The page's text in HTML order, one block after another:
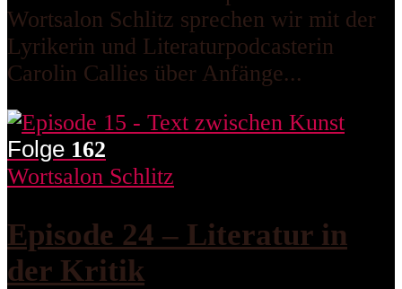
Wortsalon Schlitz sprechen wir mit der
Lyrikerin und Literaturpodcasterin
Carolin Callies über Anfänge...
Folge 162
Wortsalon Schlitz
Episode 24 – Literatur in
der Kritik